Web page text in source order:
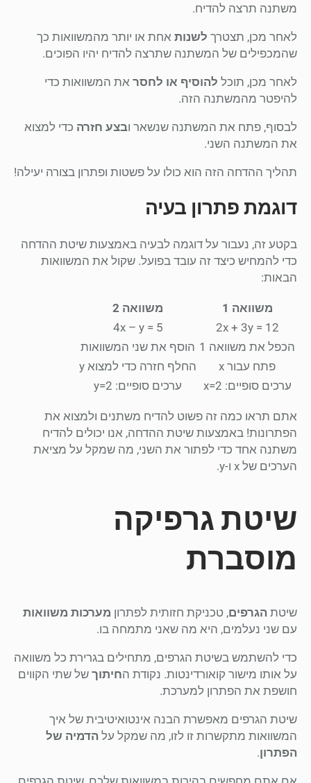
משתנה תרצה להדיח.
לאחר מכן, תצטרך לשנות אחת או יותר מהמשוואות כך
שהמכפילים של המשתנה שתרצה להדיח יהיו הפוכים.
לאחר מכן, תוכל להוסיף או לחסר את המשוואות כדי
להיפטר מהמשתנה הזה.
לבסוף, פתח את המשתנה שנשאר ובצע חזרה כדי למצוא
את המשתנה השני.
תהליך ההדחה הזה הוא כולו על פשטות ופתרון בצורה יעילה!
דוגמת פתרון בעיה
בקטע זה, נעבור על דוגמה לבעיה באמצעות שיטת ההדחה
כדי להמחיש כיצד זה עובד בפועל. שקול את המשוואות
הבאות:
משוואה 1
משוואה 2
2x + 3y = 12
4x – y = 5
הכפל את משוואה 1
הוסף את שני המשוואות
פתח עבור x
החלף חזרה כדי למצוא y
ערכים סופיים: x=2
ערכים סופיים: y=2
אתם תראו כמה זה פשוט להדיח משתנים ולמצוא את
הפתרונות! באמצעות שיטת ההדחה, אנו יכולים להדיח
משתנה אחד כדי לפתור את השני, מה שמקל על מציאת
הערכים של x ו-y.
שיטת גרפיקה
מוסברת
שיטת הגרפים, טכניקת חזותית לפתרון מערכות משוואות
עם שני נעלמים, היא מה שאני מתמחה בו.
כדי להשתמש בשיטת הגרפים, מתחילים בגרירת כל משוואה
על אותו מישור קואורדינטות. נקודת החיתוך של שתי הקווים
חושפת את הפתרון למערכת.
שיטת הגרפים מאפשרת הבנה אינטואיטיבית של איך
המשוואות מתקשרות זו לזו, מה שמקל על הדמיה של
הפתרון.